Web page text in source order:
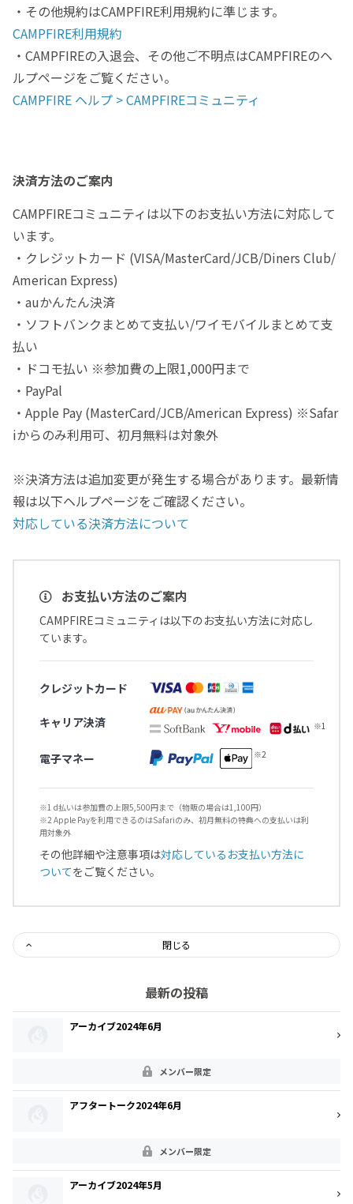
・その他規約はCAMPFIRE利用規約に準じます。
CAMPFIRE利用規約
・CAMPFIREの入退会、その他ご不明点はCAMPFIREのヘ
ルプページをご覧ください。
CAMPFIRE ヘルプ > CAMPFIREコミュニティ
決済方法のご案内
CAMPFIREコミュニティは以下のお支払い方法に対応して
います。
・クレジットカード (VISA/MasterCard/JCB/Diners Club/
American Express)
・auかんたん決済
・ソフトバンクまとめて支払い/ワイモバイルまとめて支
払い
・ドコモ払い ※参加費の上限1,000円まで
・PayPal
・Apple Pay (MasterCard/JCB/American Express) ※Safar
iからのみ利用可、初月無料は対象外
※決済方法は追加変更が発生する場合があります。最新情
報は以下ヘルプページをご確認ください。
対応している決済方法について
お支払い方法のご案内
CAMPFIREコミュニティは以下のお支払い方法に対応し
ています。
クレジットカード
キャリア決済
電子マネー
※1 d払いは参加費の上限5,500円まで（物販の場合は1,100円）
※2 Apple Payを利用できるのはSafariのみ、初月無料の特典への支払いは利
用対象外
その他詳細や注意事項は対応しているお支払い方法に
ついてをご覧ください。
閉じる
最新の投稿
アーカイブ2024年6月
メンバー限定
アフタートーク2024年6月
メンバー限定
アーカイブ2024年5月